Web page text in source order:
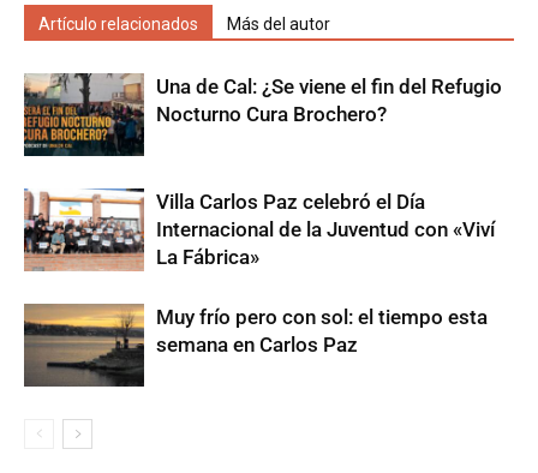
Artículo relacionados Más del autor
Una de Cal: ¿Se viene el fin del Refugio
Nocturno Cura Brochero?
Villa Carlos Paz celebró el Día
Internacional de la Juventud con «Viví
La Fábrica»
Muy frío pero con sol: el tiempo esta
semana en Carlos Paz